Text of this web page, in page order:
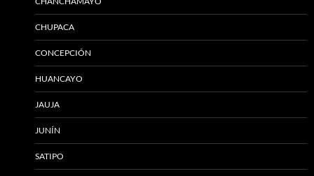
CHUPACA
CONCEPCIÓN
HUANCAYO
JAUJA
JUNÍN
SATIPO